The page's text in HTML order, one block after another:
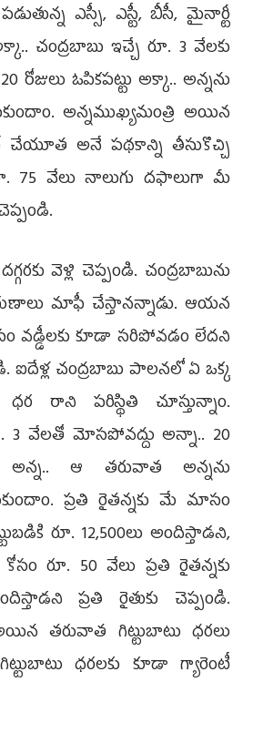
ఎస్సీ, ఎస్టీ, బీసీ, మైనార్టీ
చంద్రబాబు ఇచ్చే రూ. 3 వేలకు
రోజులు ఓపికపట్టు అక్కా.. అన్నను
అన్నముఖ్యమంత్రి అయిన
అనే పథకాన్ని తీసుకొచ్చి
75 వేలు నాలుగు దఫాలుగా మీ
వెళ్లి చెప్పండి. చంద్రబాబును
మాఫీ చేస్తానన్నాడు. ఆయన
వడ్డీలకు కూడా సరిపోవడం లేదని
ఐదేళ్ల చంద్రబాబు పాలనలో ఏ ఒక్క
ధర రాని పరిస్థితి చూస్తున్నాం.
3 వేలతో మోసపోవద్దు అన్నా.. 20
అన్న.. ఆ తరువాత అన్నను
ప్రతి రైతన్నకు మే మాసం
రూ. 12,500లు అందిస్తాడని,
రూ. 50 వేలు ప్రతి రైతన్నకు
ప్రతి రైతుకు చెప్పండి.
తరువాత గిట్టుబాటు ధరలు
ధరలకు కూడా గ్యారెంటీ